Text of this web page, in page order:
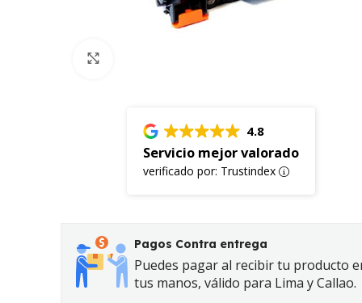
4.8
Servicio mejor valorado
verificado por: Trustindex
Pagos Contra entrega
Puedes pagar al recibir tu producto
tus manos, válido para Lima y Callao.